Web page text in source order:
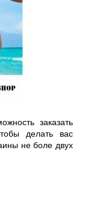
заказать
делать вас
не боле двух